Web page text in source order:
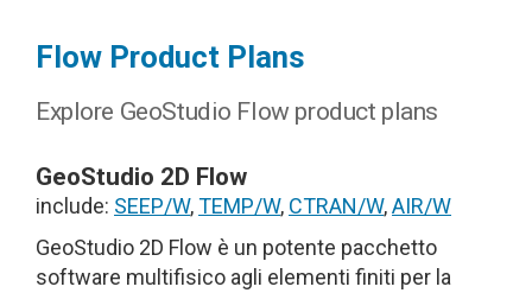
Flow Product Plans
Explore GeoStudio Flow product plans
GeoStudio 2D Flow
include: SEEP/W,TEMP/W, CTRAN/W,AIR/W
GeoStudio 2D Flow è un potente pacchetto
software multifisico agli elementi finiti per la